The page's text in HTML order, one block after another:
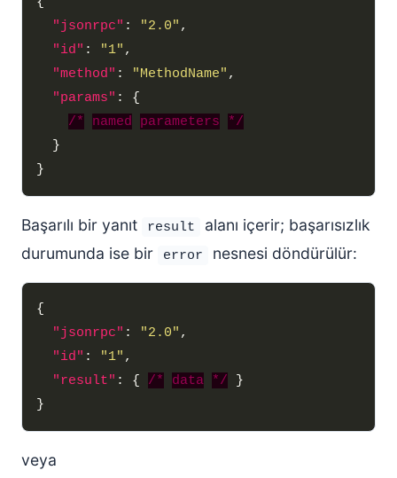
"jsonrpc" : "2.0"
"id" : "1"
"method" : "MethodName"
"params"
/*
named parameters
*/
Başarılı bir yanıt result
alanı içerir; başarısızlık
durumunda ise bir
error nesnesi döndürülür:
"jsonrpc" : "2.0"
"id" : "1"
"result" : { /* data */
veya